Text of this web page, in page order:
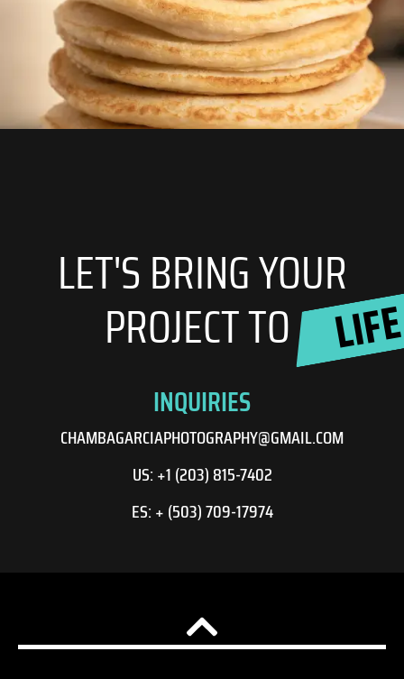
LET'S BRING YOUR
PROJECT TO
INQUIRIES
CHAMBAGARCIAPHOTOGRAPHY@GMAIL.COM
US: +1 (203) 815-7402
ES: + (503) 709-17974